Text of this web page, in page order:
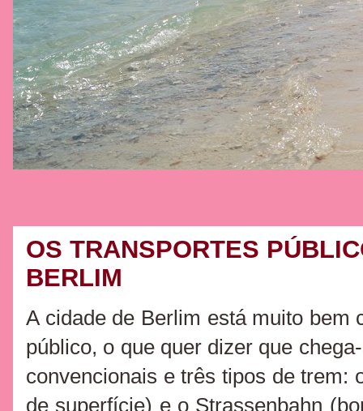
OS TRANSPORTES
BERLIM
A cidade de Berlim está muito bem
público, o que quer dizer que
convencionais e três tipos de trem:
de superfície) e o Strassenbahn